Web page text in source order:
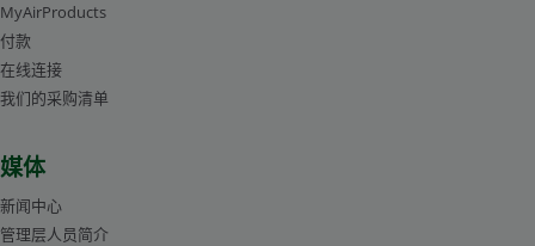
MyAirProducts
付款
在线连接
我们的采购清单
媒体
新闻中心
管理层人员简介